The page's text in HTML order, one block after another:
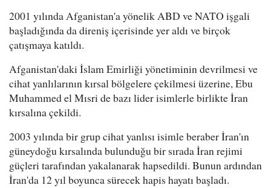
2001 yılında Afganistan'a yönelik ABD ve NATO işgali
başladığında da direniş içerisinde yer aldı ve birçok
çatışmaya katıldı.
Afganistan'daki İslam Emirliği yönetiminin devrilmesi ve
cihat yanlılarının kırsal bölgelere çekilmesi üzerine, Ebu
Muhammed el Mısri de bazı lider isimlerle birlikte İran
kırsalına çekildi.
2003 yılında bir grup cihat yanlısı isimle beraber İran'ın
güneydoğu kırsalında bulunduğu bir sırada İran rejimi
güçleri tarafından yakalanarak hapsedildi. Bunun ardından
İran'da 12 yıl boyunca sürecek hapis hayatı başladı.